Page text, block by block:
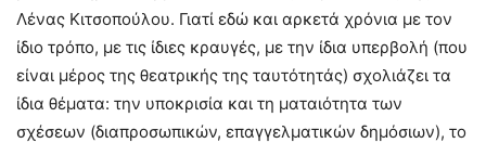
Λένας Κιτσοπούλου. Γιατί εδώ και αρκετά χρόνια με τον
ίδιο τρόπο, με τις ίδιες κραυγές, με την ίδια υπερβολή (που
είναι μέρος της θεατρικής της ταυτότητάς) σχολιάζει τα
ίδια θέματα: την υποκρισία και τη ματαιότητα των
σχέσεων (διαπροσωπικών, επαγγελματικών δημόσιων), το